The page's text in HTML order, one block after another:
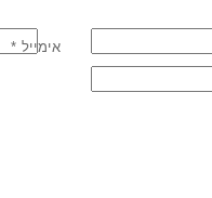
אימייל *